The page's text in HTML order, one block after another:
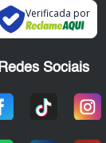
Verificada por
Redes Sociais